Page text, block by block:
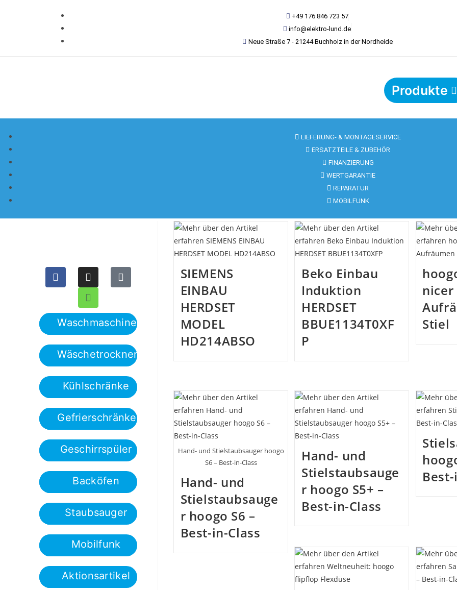
+49 176 846 723 57
info@elektro-lund.de
Neue Straße 7 - 21244 Buchholz in der Nordheide
Produkte
LIEFERUNG- & MONTAGESERVICE
ERSATZTEILE & ZUBEHÖR
FINANZIERUNG
WERTGARANTIE
REPARATUR
MOBILFUNK
SIEMENS
EINBAU
HERDSET
MODEL
HD214ABSO
Beko Einbau
Induktion
HERDSET
BBUE1134T0XF
P
nicer
Stiel
Hand- und Stielstaubsauger hoogo
S6 – Best-in-Class
Hand- und
Stielstaubsauge
r hoogo S6 –
Best-in-Class
Hand- und
Stielstaubsauge
r hoogo S5+ –
Best-in-Class
Waschmaschinen
Wäschetrockner
Kühlschränke
Gefrierschränke
Geschirrspüler
Backöfen
Staubsauger
Mobilfunk
Aktionsartikel